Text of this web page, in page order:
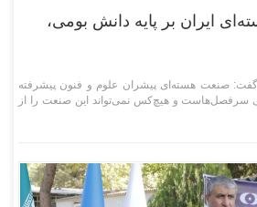
ایران بر پایه دانش بومی،
صنعت هسته‌ای پیشران علوم و فنون پیشرفته
سرفصل‌هاست و هیچ‌کس نمی‌تواند این صنعت را از